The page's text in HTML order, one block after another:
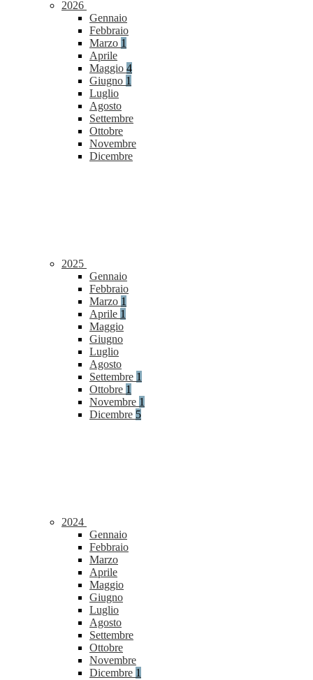
2026
Gennaio
Febbraio
Marzo 1
Aprile
Maggio 4
Giugno 1
Luglio
Agosto
Settembre
Ottobre
Novembre
Dicembre
2025
Gennaio
Febbraio
Marzo 1
Aprile 1
Maggio
Giugno
Luglio
Agosto
Settembre 1
Ottobre 1
Novembre 1
Dicembre 5
2024
Gennaio
Febbraio
Marzo
Aprile
Maggio
Giugno
Luglio
Agosto
Settembre
Ottobre
Novembre
Dicembre 1